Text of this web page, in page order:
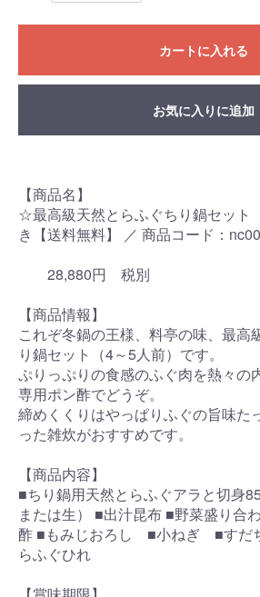
カートに入れる
お気に入りに追加
【商品名】
☆最高級天然とらふぐちり鍋セット
き【送料無料】 ／ 商品コード：
28,880円 税別
【商品情報】
これぞ冬鍋の王様、料亭の味、最高
り鍋セット（4～5人前）です。
ぷりっぷりの食感のふぐ肉を熱々の
専用ポン酢でどうぞ。
締めくくりはやっぱりふぐの旨味た
った雑炊がおすすめです。
【商品内容】
■ちり鍋用天然とらふぐアラと切身
または生） ■出汁昆布 ■野菜盛り合
酢 ■もみじおろし ■小ねぎ ■すだ
らふぐひれ